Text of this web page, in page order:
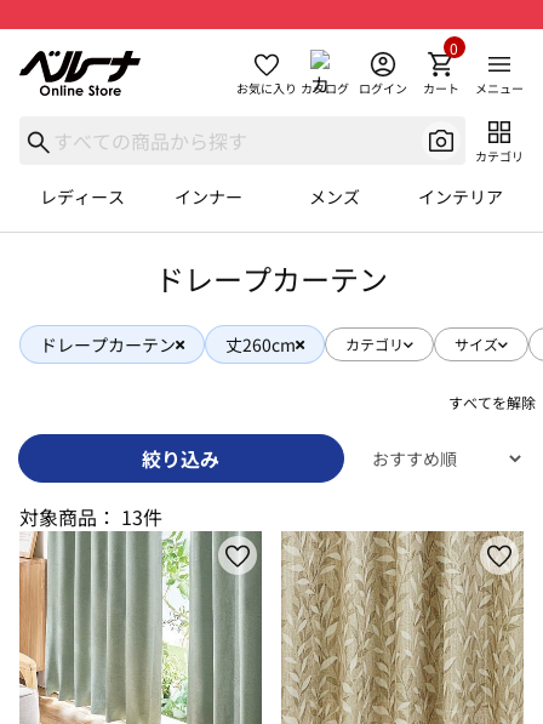
お気に入り カタログ ログイン カート
0
メニュー
カテゴリ
レディース インナー メンズ インテリア
ドレープカーテン
ドレープカーテン 丈260cm カテゴリ サイズ
すべてを解除
絞り込み
対象商品： 13件